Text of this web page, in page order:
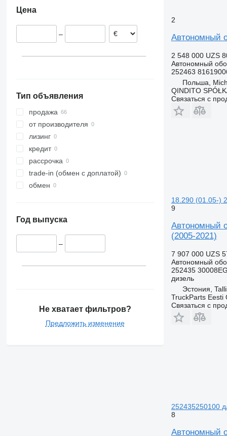
Цена
–
Тип объявления
продажа
от производителя
лизинг
кредит
рассрочка
trade-in (обмен с доплатой)
обмен
Год выпуска
–
Не хватает фильтров?
Предложить изменение
2
Автономный
2 548 000 UZS
Автономный
252463
Польша,
QINDITO
Связаться с
18.290 (01.05-)
9
Автономный
(2005-2021)
7 907 000 UZS
Автономный
252435
дизель
Эстония,
TruckParts Eesti
Связаться с
252435250100
8
Автономный